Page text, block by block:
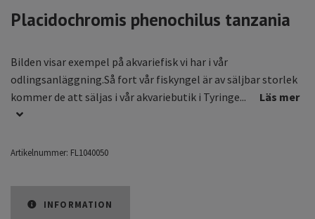
Placidochromis phenochilus tanzania
Bilden visar exempel på akvariefisk vi har i vår
odlingsanläggning.Så fort vår fiskyngel är av säljbar storlek
kommer de att säljas i vår akvariebutik i Tyringe...
Läs mer
Artikelnummer: FL1040050
INFORMATION